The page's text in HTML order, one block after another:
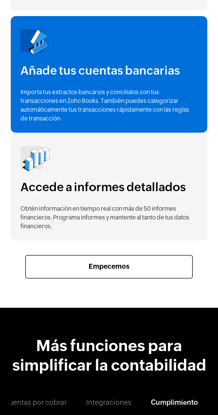
Añade tus cuentas bancarias
Importa tus extractos bancarios y concilialos con tus
transacciones en Zoho Books. También puedes categorizar
automáticamente tus transacciones rápidamente con las reglas
de transacción.
Accede a informes detallados
Obtén información en tiempo real con más de 50 informes
financieros. Programa informes y mantente al tanto de tus datos
financieros.
Empecemos
Más funciones para
simplificar la contabilidad
Cuentas por cobrar Integraciones Cumplimiento